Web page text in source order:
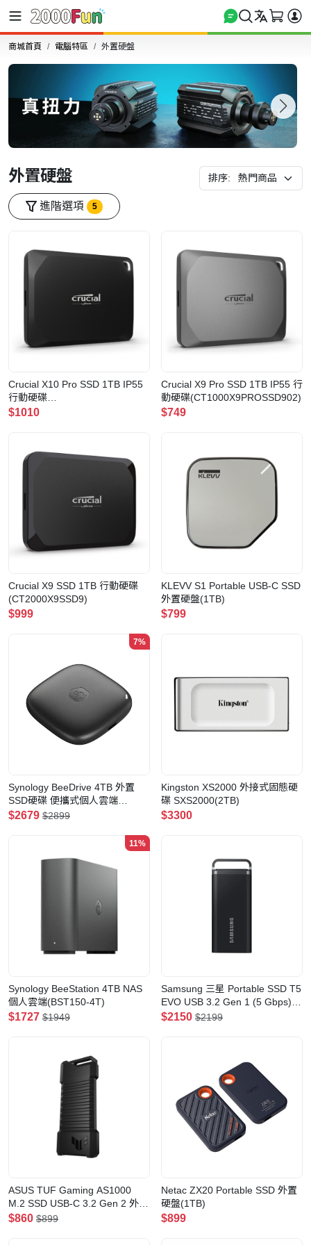
商城首頁 電腦特區 外置硬盤
外置硬盤 排序:
進階選項 5
Crucial X10 Pro SSD 1TB IP55
行動硬碟
(CT1000X10PROSSD9)
$1010
Crucial X9 Pro SSD 1TB IP55 行
動硬碟(CT1000X9PROSSD902)
$749
Crucial X9 SSD 1TB 行動硬碟
(CT2000X9SSD9)
$999
KLEVV S1 Portable USB-C SSD
外置硬盤(1TB)
$799
7%
Synology BeeDrive 4TB 外置
SSD硬碟 便攜式個人雲端
(BDS70-4T)
$2679 $2899
Kingston XS2000 外接式固態硬
碟 SXS2000(2TB)
$3300
11%
Synology BeeStation 4TB NAS
個人雲端(BST150-4T)
$1727 $1949
Samsung 三星 Portable SSD T5
EVO USB 3.2 Gen 1 (5 Gbps)
外置硬盤(2TB)
$2150 $2199
ASUS TUF Gaming AS1000
M.2 SSD USB-C 3.2 Gen 2 外置
硬盤(ESD-T1B10-1TB)
$860 $899
Netac ZX20 Portable SSD 外置
硬盤(1TB)
$899